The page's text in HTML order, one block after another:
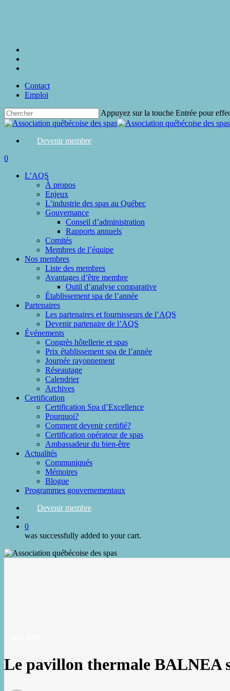
Contact
Emploi
Appuyez sur la touche Entrée pour
Close
Devenir membre
search
0
L’AQS
À propos
Enjeux
L’industrie des spas au Québec
Gouvernance
Conseil d’administration
Rapports annuels
Comités
Membres de l’équipe
Nos membres
Liste des membres
Avantages d’être membre
Outil d’analyse comparative
Établissement spa de l’année
Partenaires
Les partenaires et fournisseurs de l’AQS
Devenir partenaire de l’AQS
Événements
Congrès hôtellerie et spas
Prix établissement spa de l’année
Journée rayonnement
Réseautage
Calendrier
Archives
Certification
Certification Spa d’Excellence
Pourquoi?
Comment devenir certifié?
Certification opérateur de spas
Ambassadeur du bien-être
Actualités
Communiqués
Mémoires
Blogue
Programmes gouvernementaux
Devenir membre
0
was successfully added to your cart.
Le pavillon thermale BALNEA